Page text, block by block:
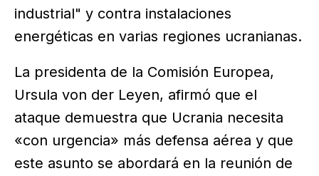
industrial" y contra instalaciones
energéticas en varias regiones ucranianas.
La presidenta de la Comisión Europea,
Ursula von der Leyen, afirmó que el
ataque demuestra que Ucrania necesita
«con urgencia» más defensa aérea y que
este asunto se abordará en la reunión de